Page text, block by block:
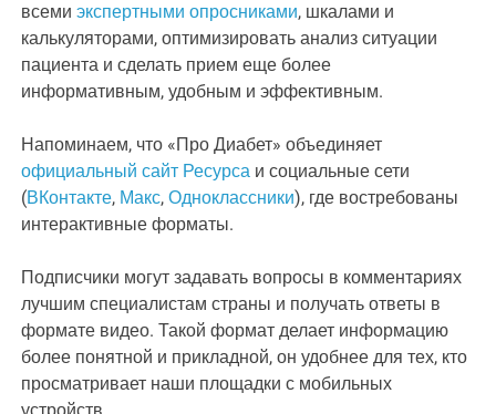
всемиэкспертными опросниками, шкалами и
калькуляторами, оптимизировать анализ ситуации
пациента и сделать прием еще более
информативным, удобным и эффективным.
Напоминаем, что «Про Диабет» объединяет
официальный сайт Ресурса и социальные сети
(ВКонтакте, Макс,Одноклассники), где востребованы
интерактивные форматы.
Подписчики могут задавать вопросы в комментариях
лучшим специалистам страны и получать ответы в
формате видео. Такой формат делает информацию
более понятной и прикладной, он удобнее для тех, кто
просматривает наши площадки с мобильных